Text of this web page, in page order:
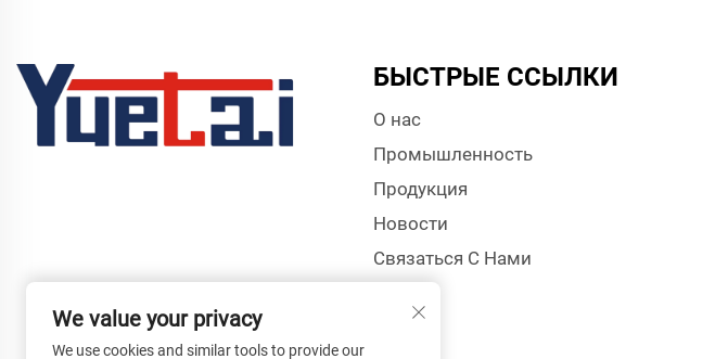
БЫСТРЫЕ ССЫЛКИ
О нас
Промышленность
Продукция
Новости
Связаться С Нами
We value your privacy
We use cookies and similar tools to provide our